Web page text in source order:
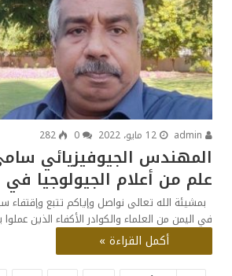
12 مايو، 2022 282
المهندس الجيوفيزيائي
علم من أعلام الجيولوجيا في
بمشيئة الله تعالى نواصل وإياكم تتبع وإقتفاء
في اليمن من العلماء والكوادر الأكفاء الذين
أكمل القراءة »